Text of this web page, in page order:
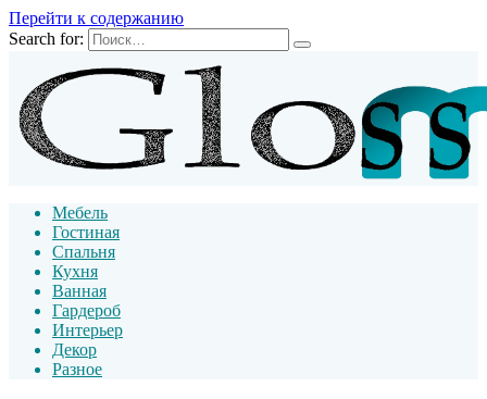
Перейти к содержанию
Search for:
Мебель
Гостиная
Спальня
Кухня
Ванная
Гардероб
Интерьер
Декор
Разное